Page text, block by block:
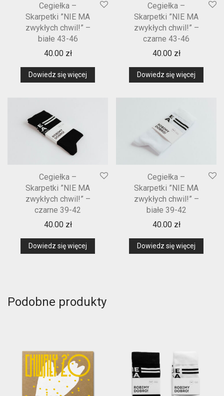
Cegiełka –
Skarpetki ”NIE MA
zwykłych chwil!” –
białe 43-46
40.00 zł
Dowiedz się więcej
Cegiełka –
Skarpetki ”NIE MA
zwykłych chwil!” –
czarne 43-46
40.00 zł
Dowiedz się więcej
Cegiełka –
Skarpetki ”NIE MA
zwykłych chwil!” –
czarne 39-42
40.00 zł
Dowiedz się więcej
Cegiełka –
Skarpetki ”NIE MA
zwykłych chwil!” –
białe 39-42
40.00 zł
Dowiedz się więcej
Podobne produkty